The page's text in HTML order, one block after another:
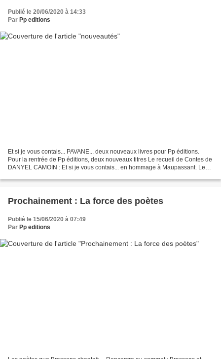
Publié le 20/06/2020 à 14:33
Par Pp editions
Et si je vous contais... PAVANE... deux nouveaux livres pour Pp éditions.
Pour la rentrée de Pp éditions, deux nouveaux titres Le recueil de Contes de
DANYEL CAMOIN : Et si je vous contais... en hommage à Maupassant. Le
Prochainement : La force des poètes
Publié le 15/06/2020 à 07:49
Par Pp editions